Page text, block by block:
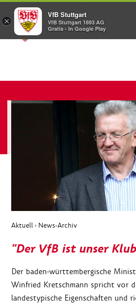
Aktuell › News-Archiv
"Der VfB ist unser
Der baden-württembergische
Winfried Kretschmann spricht vor
landestypische Eigenschaften und
×
VfB Stuttgart
VfB Stuttgart 1893 AG
Gratis - In Google Play